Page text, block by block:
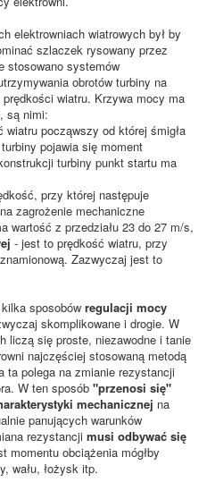
elektrowniach wiatrowych był by
szlaczek rysowany przez
stosowano systemów
obrotów turbiny na
wiatru. Krzywa mocy ma
są nimi:
wiatru począwszy od której śmigła
pojawia się moment
turbiny punkt startu ma
przy której następuje
zagrożenie mechaniczne
wartość z przedziału 23 do 27 m/s,
- jest to prędkość wiatru, przy
Zazwyczaj jest to
sposobów regulacji mocy
skomplikowane i drogie. W
liczą się proste, niezawodne i tanie
najczęściej stosowaną metodą
ta polega na zmianie rezystancji
W ten sposób "przenosi się"
mechanicznej na
panujących warunków
rezystancji musi odbywać się
momentu obciążenia mógłby
wału, łożysk itp.